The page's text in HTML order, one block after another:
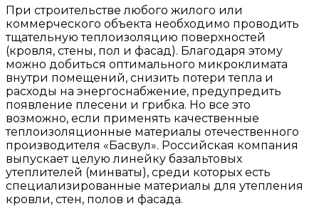
При строительстве любого жилого или
коммерческого объекта необходимо проводить
тщательную теплоизоляцию поверхностей
(кровля, стены, пол и фасад). Благодаря этому
можно добиться оптимального микроклимата
внутри помещений, снизить потери тепла и
расходы на энергоснабжение, предупредить
появление плесени и грибка. Но все это
возможно, если применять качественные
теплоизоляционные материалы отечественного
производителя «Басвул». Российская компания
выпускает целую линейку базальтовых
утеплителей (минваты), среди которых есть
специализированные материалы для утепления
кровли, стен, полов и фасада.